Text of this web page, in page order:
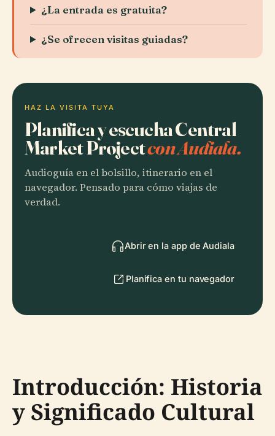
¿La entrada es gratuita?
¿Se ofrecen visitas guiadas?
HAZ LA VISITA TUYA
Planifica y escucha Central
Market Projectcon Audiala.
Audioguía en el bolsillo, itinerario en el
navegador. Pensado para cómo viajas de
verdad.
Abrir en la app de Audiala
Planifica en tu navegador
Introducción: Historia
y Significado Cultural